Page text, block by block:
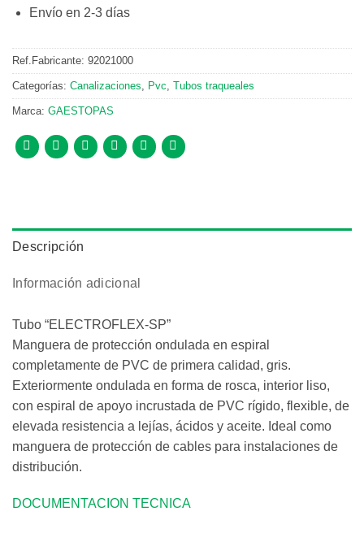
Envío en 2-3 días
Ref.Fabricante: 92021000
Categorías: Canalizaciones Pvc Tubos traqueales
Marca: GAESTOPAS
Descripción
Información adicional
Tubo “ELECTROFLEX-SP”
Manguera de protección ondulada en espiral
completamente de PVC de primera calidad, gris.
Exteriormente ondulada en forma de rosca, interior liso,
con espiral de apoyo incrustada de PVC rígido, flexible, de
elevada resistencia a lejías, ácidos y aceite. Ideal como
manguera de protección de cables para instalaciones de
distribución.
DOCUMENTACION TECNICA